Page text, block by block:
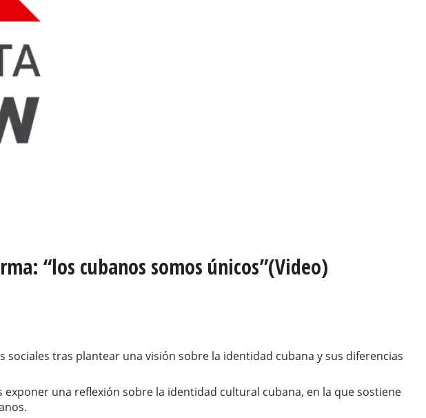
“los cubanos somos únicos”(Video)
tras plantear una visión sobre la identidad cubana y sus diferencias
una reflexión sobre la identidad cultural cubana, en la que sostiene